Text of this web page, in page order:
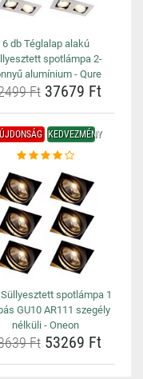
6 db Téglalap alakú
spotlámpa 2-
alumínium - Qure
Ft37679 Ft
ÚJDONSÁG KEDVEZMÉNY
spotlámpa 1
GU10 AR111 szegély
nélküli - Oneon
Ft53269 Ft